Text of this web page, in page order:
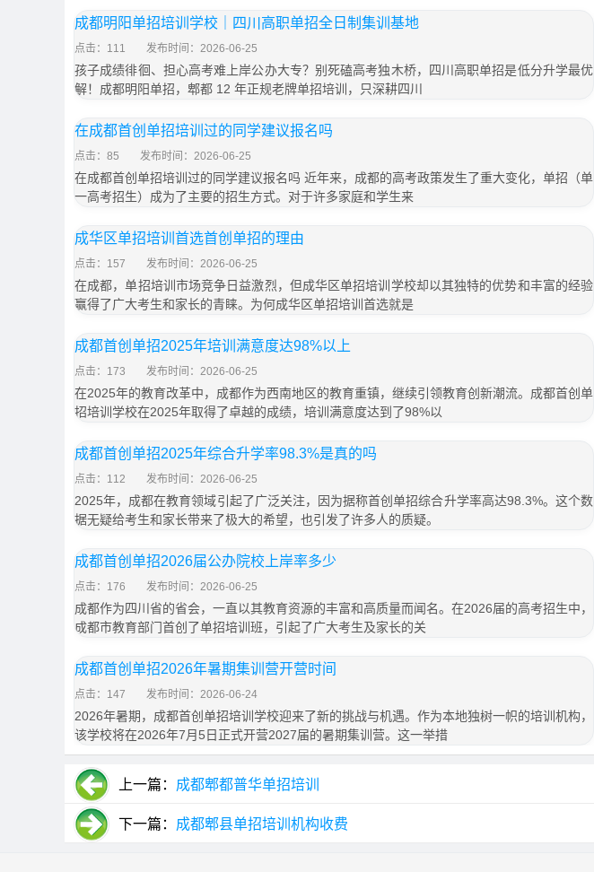
成都明阳单招培训学校｜四川高职单招全日制集训基地
点击：111 发布时间：2026-06-25
孩子成绩徘徊、担心高考难上岸公办大专？别死磕高考独木桥，四川高职单招是低分升学最优
解！成都明阳单招，郫都 12 年正规老牌单招培训，只深耕四川
在成都首创单招培训过的同学建议报名吗
点击：85 发布时间：2026-06-25
在成都首创单招培训过的同学建议报名吗 近年来，成都的高考政策发生了重大变化，单招（单
一高考招生）成为了主要的招生方式。对于许多家庭和学生来
成华区单招培训首选首创单招的理由
点击：157 发布时间：2026-06-25
在成都，单招培训市场竞争日益激烈，但成华区单招培训学校却以其独特的优势和丰富的经验
赢得了广大考生和家长的青睐。为何成华区单招培训首选就是
成都首创单招2025年培训满意度达98%以上
点击：173 发布时间：2026-06-25
在2025年的教育改革中，成都作为西南地区的教育重镇，继续引领教育创新潮流。成都首创单
招培训学校在2025年取得了卓越的成绩，培训满意度达到了98%以
成都首创单招2025年综合升学率98.3%是真的吗
点击：112 发布时间：2026-06-25
2025年，成都在教育领域引起了广泛关注，因为据称首创单招综合升学率高达98.3%。这个数
据无疑给考生和家长带来了极大的希望，也引发了许多人的质疑。
成都首创单招2026届公办院校上岸率多少
点击：176 发布时间：2026-06-25
成都作为四川省的省会，一直以其教育资源的丰富和高质量而闻名。在2026届的高考招生中，
成都市教育部门首创了单招培训班，引起了广大考生及家长的关
成都首创单招2026年暑期集训营开营时间
点击：147 发布时间：2026-06-24
2026年暑期，成都首创单招培训学校迎来了新的挑战与机遇。作为本地独树一帜的培训机构，
该学校将在2026年7月5日正式开营2027届的暑期集训营。这一举措
上一篇： 成都郫都普华单招培训
下一篇： 成都郫县单招培训机构收费